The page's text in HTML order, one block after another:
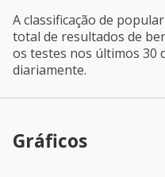
A classificação de
total de resultados de
os testes nos últimos 30
diariamente.
Gráficos